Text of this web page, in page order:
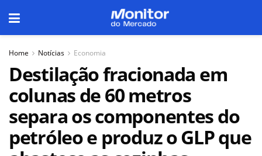
Home Notícias Economia
Destilação fracionada em
colunas de 60 metros
separa os componentes do
petróleo e produz o GLP que